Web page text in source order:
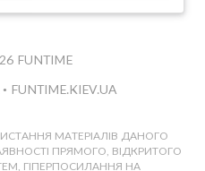
FUNTIME
• FUNTIME.KIEV.UA
МАТЕРІАЛІВ ДАНОГО
ПРЯМОГО, ВІДКРИТОГО
ГІПЕРПОСИЛАННЯ НА